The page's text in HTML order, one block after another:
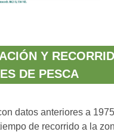
Y
DE PESCA
datos anteriores a
de recorrido a la